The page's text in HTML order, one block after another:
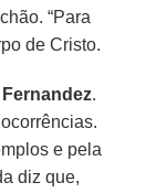
“Para
de Cristo.
Fernandez.
e pela
diz que,